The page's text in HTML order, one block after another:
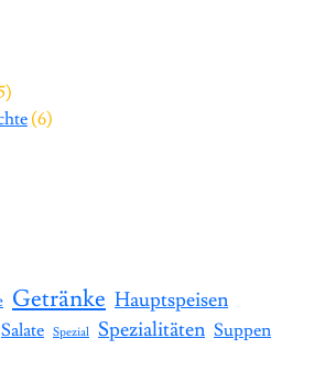
5 Produkte
66 Produkte
Getränke Hauptspeisen
Salate Spezial Spezialitäten Suppen